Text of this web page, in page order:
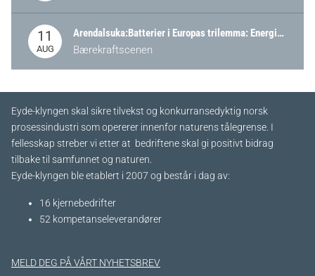
11
AUG
Arendalsuka:Batterier i Europas trilemma: Energisikkerhet, konkurransekraft og bærekraft (Battery Norway-arrangement)
Bærekraftscenen
Eyde-klyngen skal sikre tilvekst og konkurransedyktig norsk
prosessindustri som opererer innenfor naturens tålegrense. I
fellesskap streber vi etter at bedriftene skal gi positivt bidrag
tilbake til samfunnet og naturen.
Eyde-klyngen ble etablert i 2007 og består i dag av:
16 kjernebedrifter​
52 kompetanseleverandører
MELD DEG PÅ VÅRT NYHETSBREV